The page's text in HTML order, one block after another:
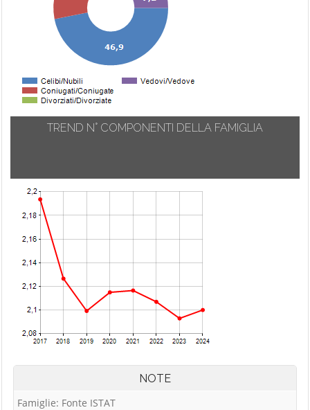
TREND N° COMPONENTI DELLA FAMIGLIA
NOTE
Famiglie: Fonte ISTAT